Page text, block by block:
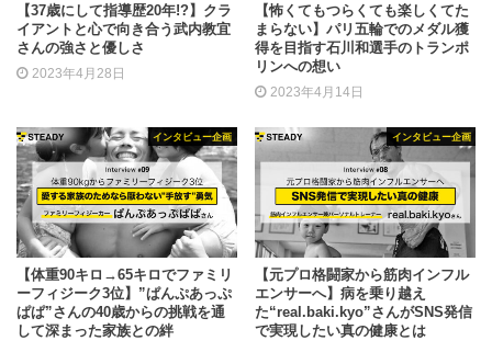
【37歳にして指導歴20年!?】クラ
イアントと心で向き合う武内教宜
さんの強さと優しさ
2023年4月28日
【怖くてもつらくても楽しくてた
まらない】パリ五輪でのメダル獲
得を目指す石川和選手のトランポ
リンへの想い
2023年4月14日
インタビュー企画
【体重90キロ→65キロでファミリ
ーフィジーク3位】”ぱんぷあっぷ
ぱぱ”さんの40歳からの挑戦を通
して深まった家族との絆
インタビュー企画
【元プロ格闘家から筋肉インフル
エンサーへ】病を乗り越え
た“real.baki.kyo”さんがSNS発信
で実現したい真の健康とは